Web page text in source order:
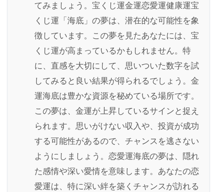
てみましょう。宝くじ運金運恋愛運健康運宝
くじ運「海底」の夢は、潜在的な可能性を象
徴しています。この夢を見たあなたには、宝
くじ運が高まっているかもしれません。特
に、直感を大切にして、思いついた数字を試
してみると良い結果が得られるでしょう。金
運海底は豊かな資源を秘めている場所です。
この夢は、金運が上昇しているサインと捉え
られます。思いがけない収入や、投資が成功
する可能性があるので、チャンスを逃さない
ようにしましょう。恋愛運海底の夢は、隠れ
た感情や深い愛情を意味します。あなたの恋
愛運は、特に深い絆を築くチャンスが訪れる